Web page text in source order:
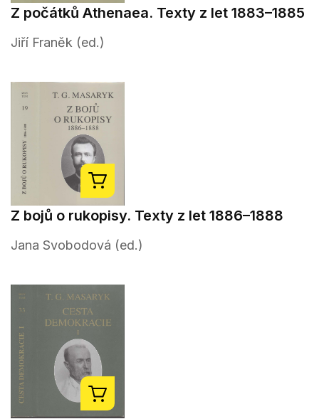
Z počátků Athenaea. Texty z let 1883–1885
Jiří Franěk (ed.)
Z bojů o rukopisy. Texty z let 1886–1888
Jana Svobodová (ed.)